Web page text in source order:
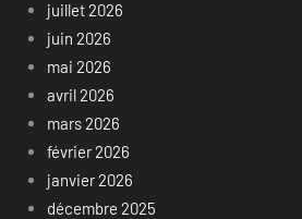
juillet 2026
juin 2026
mai 2026
avril 2026
mars 2026
février 2026
janvier 2026
décembre 2025